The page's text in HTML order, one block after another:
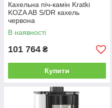
Кахельна піч-камін Kratki
KOZA AB S/DR кахель
червона
В наявності
101 764 ₴
Купити